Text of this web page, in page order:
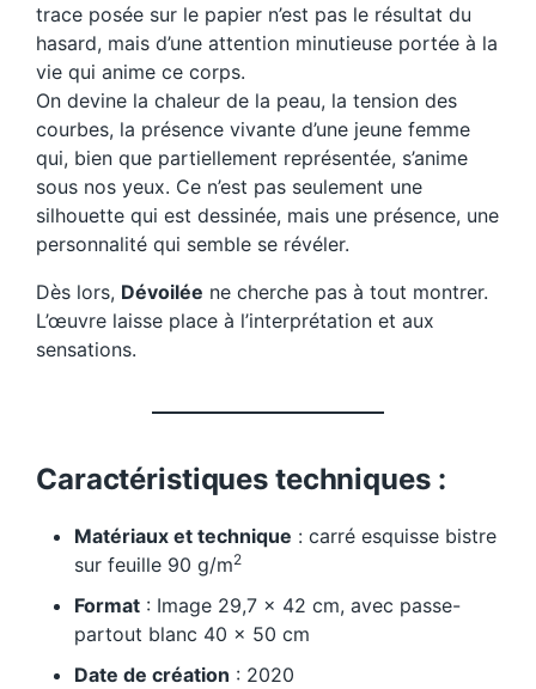
trace posée sur le papier n’est pas le résultat du
hasard, mais d’une attention minutieuse portée à la
vie qui anime ce corps.
On devine la chaleur de la peau, la tension des
courbes, la présence vivante d’une jeune femme
qui, bien que partiellement représentée, s’anime
sous nos yeux. Ce n’est pas seulement une
silhouette qui est dessinée, mais une présence, une
personnalité qui semble se révéler.
Dès lors, Dévoilée ne cherche pas à tout montrer.
L’œuvre laisse place à l’interprétation et aux
sensations.
Caractéristiques techniques :
Matériaux et technique : carré esquisse bistre
sur feuille 90 g/m2
Format : Image 29,7 x 42 cm, avec passe-
partout blanc 40 x 50 cm
Date de création : 2020